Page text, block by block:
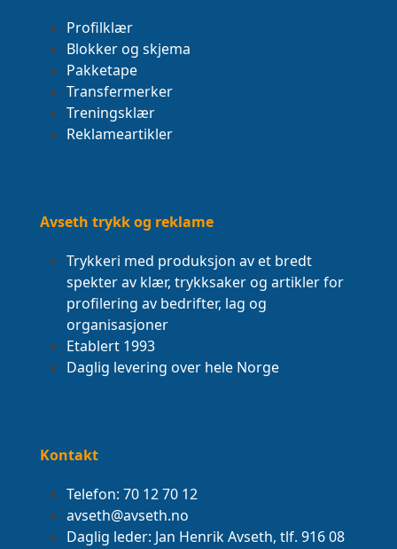
Profilklær
Blokker og skjema
Pakketape
Transfermerker
Treningsklær
Reklameartikler
Avseth trykk og reklame
Trykkeri med produksjon av et bredt
spekter av klær, trykksaker og artikler for
profilering av bedrifter, lag og
organisasjoner
Etablert 1993
Daglig levering over hele Norge
Kontakt
Telefon: 70 12 70 12
avseth@avseth.no
Daglig leder: Jan Henrik Avseth, tlf. 916 08